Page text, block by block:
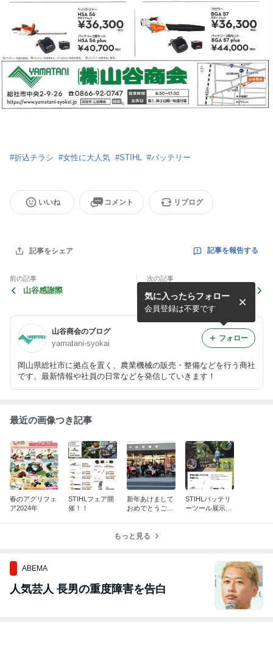
#折込チラシ #女性に大人気 #STIHL #バッテリー
いいね コメント リブログ
記事をシェア 記事を報告する
前の記事
山谷感謝際
次の記事
STIHLフェア開催！！
山谷商会のブログ
yamatani-syokai
岡山県総社市に拠点を置く、農業機械の販売・整備などを行う商社
です。最新情報や社員の日常などを発信していきます！
気に入ったらフォロー
会員登録は不要です
フォロー
最近の画像つき記事
春のアグリフェ
ア2024年
STIHLフェア開
催！！
新年あけまして
おめでとうござ
STIHLバッテリ
ーツール展示場
もっと見る
ABEMA
人気芸人 長男の重度障害を告白